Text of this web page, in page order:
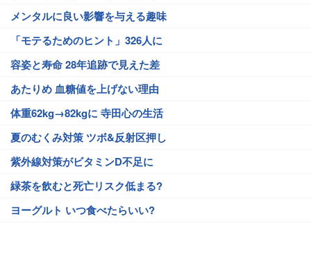
メンタルに良い影響を与える趣味
「モテるためのヒント」326人に
容姿と寿命 28年追跡で見えた差
あたりめ 血糖値を上げない理由
体重62kg→82kgに 寺田心の生活
夏のむくみ対策 ツボ&反射区押し
紫外線対策がビタミンD不足に
緑茶を飲むと死亡リスク低まる?
ヨーグルト いつ食べたらいい?